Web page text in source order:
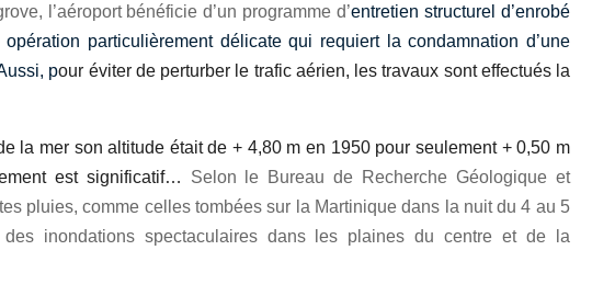
l’aéroport bénéficie d’un programme d’entretien structurel d’enrobé
particulièrement délicate qui requiert la condamnation d’une
pour éviter de perturber le trafic aérien, les travaux sont effectués la
la mer son altitude était de + 4,80 m en 1950 pour seulement + 0,50 m
est significatif… Selon le Bureau de Recherche Géologique et
pluies, comme celles tombées sur la Martinique dans la nuit du 4 au 5
des inondations spectaculaires dans les plaines du centre et de la